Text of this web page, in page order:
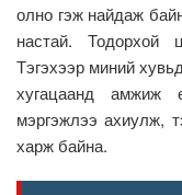
олно гэж найдаж
настай. Тодорхой
Тэгэхээр миний
хугацаанд амжиж
мэргэжлээ ахиулж,
харж байна.